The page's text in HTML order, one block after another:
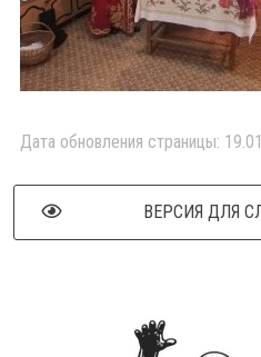
Дата обновления страницы:
ВЕРСИЯ ДЛЯ